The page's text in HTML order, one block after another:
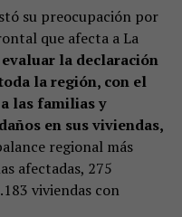
su preocupación por
que afecta a La
la declaración
la región, con el
las familias y
en sus viviendas,
regional más
afectadas, 275
viviendas con